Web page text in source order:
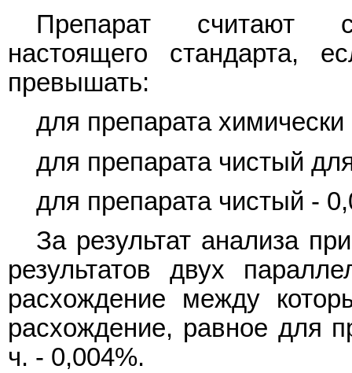
Препарат считают
настоящего стандарта,
превышать:
для препарата
для препарата чистый
для препарата чистый -
За результат анализа
результатов двух
расхождение между
расхождение, равное для
ч. - 0,004%.